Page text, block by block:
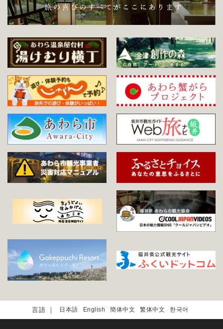
日本語 English 簡体中文 繁体中文 한국어